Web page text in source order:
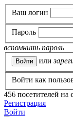
Ваш логин
Пароль
вспомнить пароль
или
Войти как
456 посетителей на
Регистрация
Войти